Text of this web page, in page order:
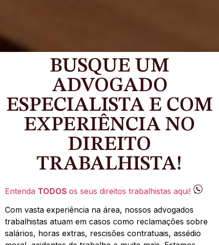
BUSQUE UM
ADVOGADO
ESPECIALISTA E COM
EXPERIÊNCIA NO
DIREITO
TRABALHISTA!
Entenda TODOS os seus direitos trabalhistas aqui!
Com vasta experiência na área, nossos advogados
trabalhistas atuam em casos como reclamações sobre
salários, horas extras, rescisões contratuais, assédio